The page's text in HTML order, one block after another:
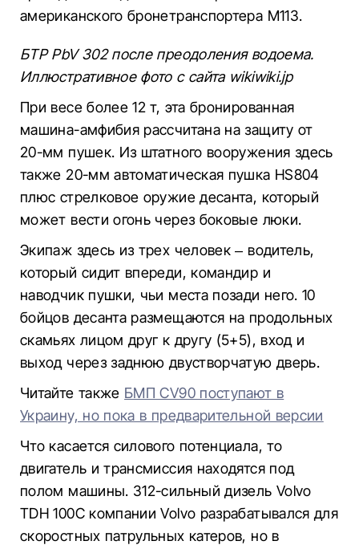
американского бронетранспортера M113.
БТР PbV 302 после преодоления водоема.
Иллюстративное фото с сайта wikiwiki.jp
При весе более 12 т, эта бронированная
машина-амфибия рассчитана на защиту от
20-мм пушек. Из штатного вооружения здесь
также 20-мм автоматическая пушка HS804
плюс стрелковое оружие десанта, который
может вести огонь через боковые люки.
Экипаж здесь из трех человек – водитель,
который сидит впереди, командир и
наводчик пушки, чьи места позади него. 10
бойцов десанта размещаются на продольных
скамьях лицом друг к другу (5+5), вход и
выход через заднюю двустворчатую дверь.
Читайте также БМП CV90 поступают в
Украину, но пока в предварительной версии
Что касается силового потенциала, то
двигатель и трансмиссия находятся под
полом машины. 312-сильный дизель Volvo
TDH 100C компании Volvo разрабатывался для
скоростных патрульных катеров, но в